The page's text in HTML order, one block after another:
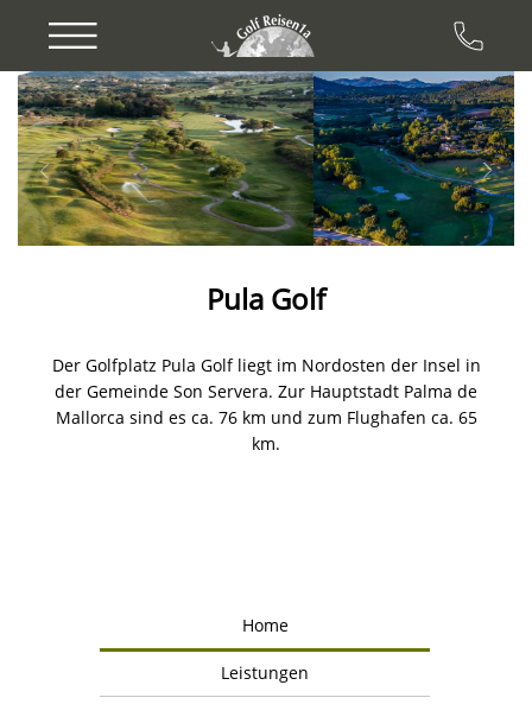
Previous Next
Pula Golf
Der Golfplatz Pula Golf liegt im Nordosten der Insel in
der Gemeinde Son Servera. Zur Hauptstadt Palma de
Mallorca sind es ca. 76 km und zum Flughafen ca. 65
km.
Home
Leistungen